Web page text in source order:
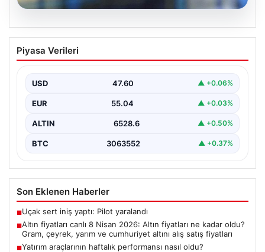
Altın fiyatları canlı 8 Nisan 2026: Altın
fiyatları ne kadar oldu? Gram, çeyrek,
fiyatları
{ “title”: “8 Nisan 2026 Altın Fiyatları Canlı Takip: Gram,
Çeyrek ve Cumhuriyet Altını…
Piyasa Verileri
USD 47.60 ▲ +0.06%
EUR 55.04 ▲ +0.03%
ALTIN 6528.6 ▲ +0.50%
BTC 3063552 ▲ +0.37%
Son Eklenen Haberler
■Uçak sert iniş yaptı: Pilot yaralandı
■Altın fiyatları canlı 8 Nisan 2026: Altın fiyatları ne kadar oldu?
Gram, çeyrek, yarım ve cumhuriyet altını alış satış fiyatları
■Yatırım araçlarının haftalık performansı nasıl oldu?